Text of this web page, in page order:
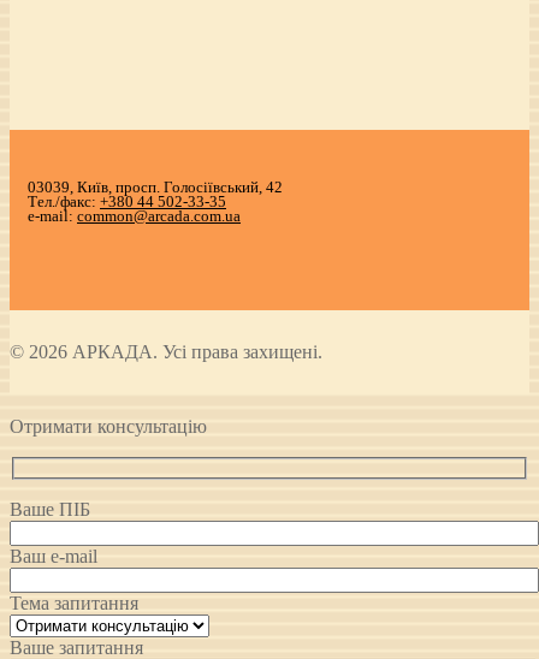
03039, Київ, просп. Голосіївський, 42
Тел./факс: +380 44 502-33-35
e-mail: common@arcada.com.ua
© 2026 АРКАДА. Усі права захищені.
Отримати консультацію
Ваше ПІБ
Ваш e-mail
Тема запитання
Ваше запитання